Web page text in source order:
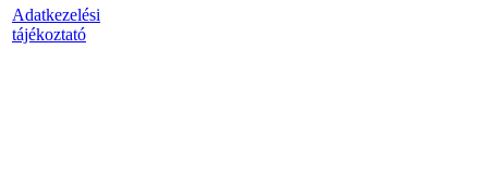
Adatkezelési
tájékoztató